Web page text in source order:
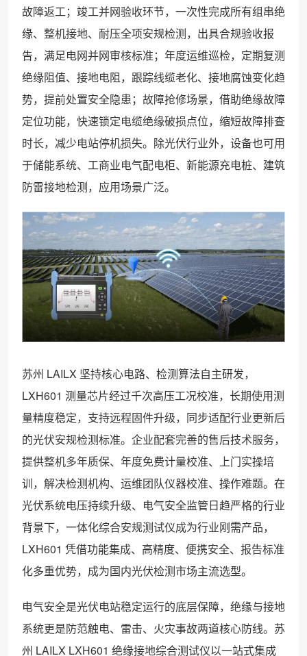
故障返工；竣工并网验收环节，一次性完成所有组串绝
缘、整机接地、耐压全项安规检测，出具合规验收报
告，满足电网并网审核标准；年度运维巡检，定期复测
绝缘阻值、接地电阻，跟踪线缆老化、接地腐蚀变化趋
势，提前处置安全隐患；故障抢修场景，借助绝缘故障
定位功能，快速锁定电缆绝缘破损点位，缩短故障排查
时长，减少电站停机损失。除光伏行业外，设备也可用
于储能系统、工商业电气配电柜、新能源充电桩、建筑
防雷接地检测，应用场景广泛。
苏州 LAILX 坚持核心电路、检测算法自主研发，
LXH601 测量芯片经过千次高压工况校准，长期使用测
量精度稳定，支持远程固件升级，同步适配行业更新后
的光伏安规检测标准。企业配套完善的售后技术服务，
提供整机多年质保、年度免费计量校准、上门实操培
训，解决检测机构、运维团队仪器校准、操作难题。在
光伏系统电压持续升级、电气安全监管日趋严格的行业
背景下，一体化综合安规测试仪成为行业刚需产品，
LXH601 凭借功能集成、高精度、便携安全、报告标准
化多重优势，成为国内光伏检测市场主流选型。
电气安全是光伏电站稳定运行的底层保障，绝缘与接地
系统更是防范触电、雷击、火灾事故两道核心防线。苏
州 LAILX LXH601 绝缘接地综合测试仪以一站式集成